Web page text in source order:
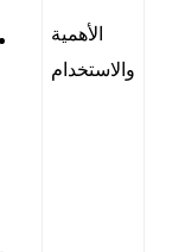
الأهمية
والاستخدام